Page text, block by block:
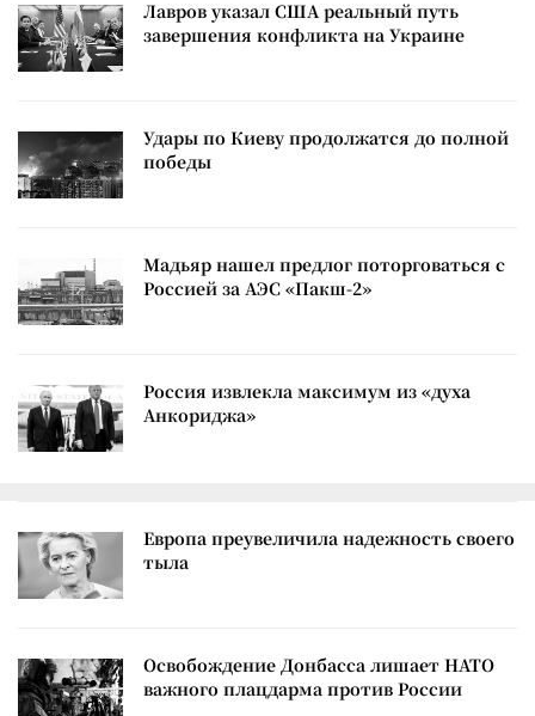
Лавров указал США реальный путь
завершения конфликта на Украине
Удары по Киеву продолжатся до полной
победы
Мадьяр нашел предлог поторговаться с
Россией за АЭС «Пакш-2»
Россия извлекла максимум из «духа
Анкориджа»
Европа преувеличила надежность своего
тыла
Освобождение Донбасса лишает НАТО
важного плацдарма против России